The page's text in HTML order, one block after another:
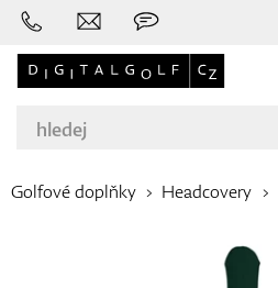
Značky
Golfové doplňky Headcovery